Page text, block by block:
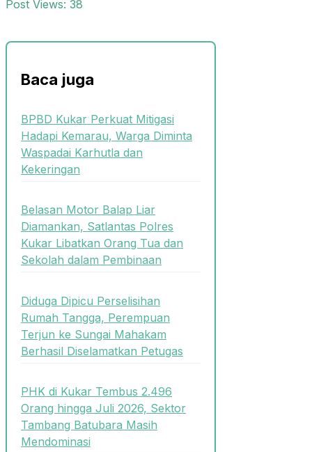
Post Views: 38
Baca juga
BPBD Kukar Perkuat Mitigasi
Hadapi Kemarau, Warga Diminta
Waspadai Karhutla dan
Kekeringan
Belasan Motor Balap Liar
Diamankan, Satlantas Polres
Kukar Libatkan Orang Tua dan
Sekolah dalam Pembinaan
Diduga Dipicu Perselisihan
Rumah Tangga, Perempuan
Terjun ke Sungai Mahakam
Berhasil Diselamatkan Petugas
PHK di Kukar Tembus 2.496
Orang hingga Juli 2026, Sektor
Tambang Batubara Masih
Mendominasi